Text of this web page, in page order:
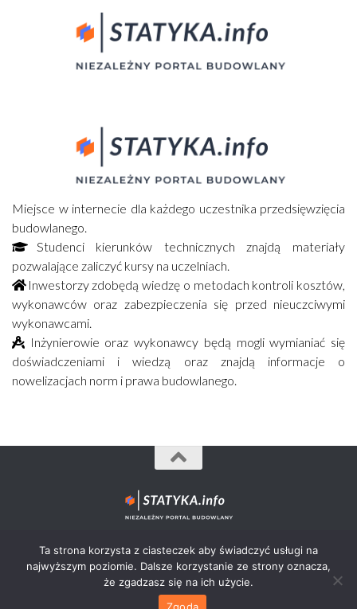
Miejsce w internecie dla każdego uczestnika przedsięwzięcia
budowlanego.
Studenci kierunków technicznych znajdą materiały
pozwalające zaliczyć kursy na uczelniach.
Inwestorzy zdobędą wiedzę o metodach kontroli kosztów,
wykonawców oraz zabezpieczenia się przed nieuczciwymi
wykonawcami.
Inżynierowie oraz wykonawcy będą mogli wymianiać się
doświadczeniami i wiedzą oraz znajdą informacje o
nowelizacjach norm i prawa budowlanego.
Statyka.info© 2012-2026 - wszystkie prawa zastrzeżone.
Ta strona korzysta z ciasteczek aby świadczyć usługi na
najwyższym poziomie. Dalsze korzystanie ze strony oznacza,
że zgadzasz się na ich użycie.
Zgoda